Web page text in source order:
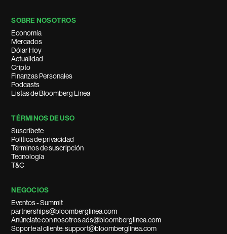
SOBRE NOSOTROS
Economía
Mercados
Dólar Hoy
Actualidad
Cripto
Finanzas Personales
Podcasts
Listas de Bloomberg Línea
TÉRMINOS DE USO
Suscríbete
Política de privacidad
Términos de suscripción
Tecnología
T&C
NEGOCIOS
Eventos - Summit
partnerships@bloomberglinea.com
Anúnciate con nosotros ads@bloomberglinea.com
Soporte al cliente: support@bloomberglinea.com